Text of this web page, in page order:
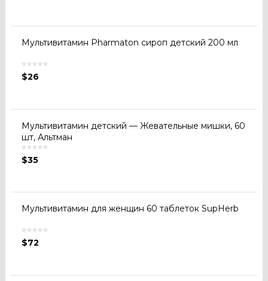
Мультивитамин Pharmaton сироп детский 200 мл
$26
Мультивитамин детский — Жевательные мишки, 60
шт, Альтман
$35
Мультивитамин для женщин 60 таблеток SupHerb
$72